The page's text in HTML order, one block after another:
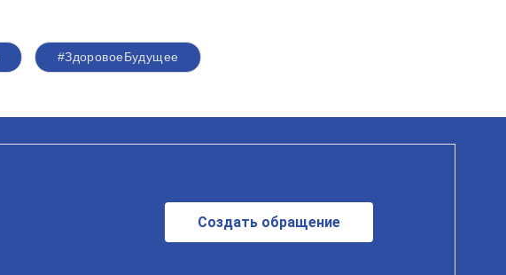
#ЗдоровоеБудущее
Создать обращение